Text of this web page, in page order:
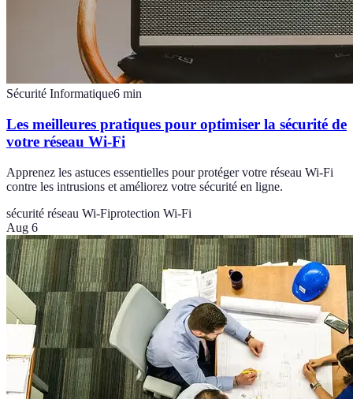
Sécurité Informatique6 min
Les meilleures pratiques pour optimiser la sécurité de
votre réseau Wi-Fi
Apprenez les astuces essentielles pour protéger votre réseau Wi-Fi
contre les intrusions et améliorez votre sécurité en ligne.
sécurité réseau Wi-Fiprotection Wi-Fi
Aug 6